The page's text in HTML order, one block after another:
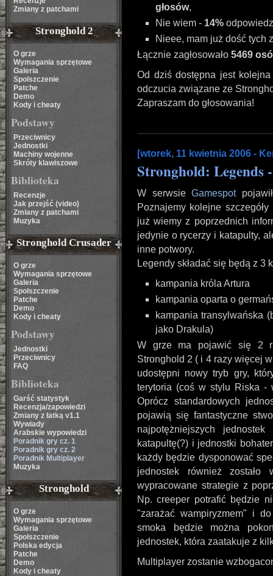
Zmiany z patchami
Stronghold 2
O grze
Wymagania sprzętowe
Galeria
Spolszczenie
Patche
Demo
Kody i cheaty
Podstawy
Przeciwnicy
Jednostki
Machiny wojenne
Skróty klawiszowe
Biblioteka
Recenzje
Jak przejść (video)
Zmiany z patchami
Muzyka
Stronghold Crusader
O grze
Wymagania sprzętowe
Galeria
Spolszczenie
Patche
Demo
Kody i cheaty
Podstawy
Jednostki
Przeciwnicy
FAQ
Biblioteka
Garść statystyk
Recenzja/zapowiedzi
Zmiany z łatką v1.1
Wywiady
Arabskie wypowiedzi
Poradnik gry cz. 1
Poradnik gry cz. 2
Poradnik Multiplayer
Muzyka
Stronghold
O grze
Wymagania sprzętowe
Galeria
Spolszczenie
Polska edycja
Patche
Demo
Kody i cheaty
głosów,
Nie wiem - 14%
Nieee, mam już dość tych
Łącznie zagłosowało 5469
Od dziś dostępna jest
odczucia związane ze
Zapraszam do głosowania!
[wtorek, 11 kwietnia 2006 -
Stronghold: Legends
W serwsieGamespot
Poznajemy kolejne
już wiemy z poprzednich
jedynie o rycerzy i katapulty,
inne potwory.
Legendy składać się będą z 3
kampania króla Artura
kampania oparta o
kampania transylwańska
jako Drakula)
W grze ma pojawić się 2
Stronghold 2 ( i 4 razy więcej
udostępni nowy tryb gry,
terytoria (coś w stylu Riska -
Oprócz standardowych
pojawią się fantastyczne
najpotężniejszych
katapultę(?) i jednostki
każdy będzie dysponować
jednostek również zostało
wypracowane strategie z
Np. creeper potrafić będzie
"zarażać wampiryzmem" i
smoka będzie można
jednostek, która zaatakuje z
Multiplayer zostanie